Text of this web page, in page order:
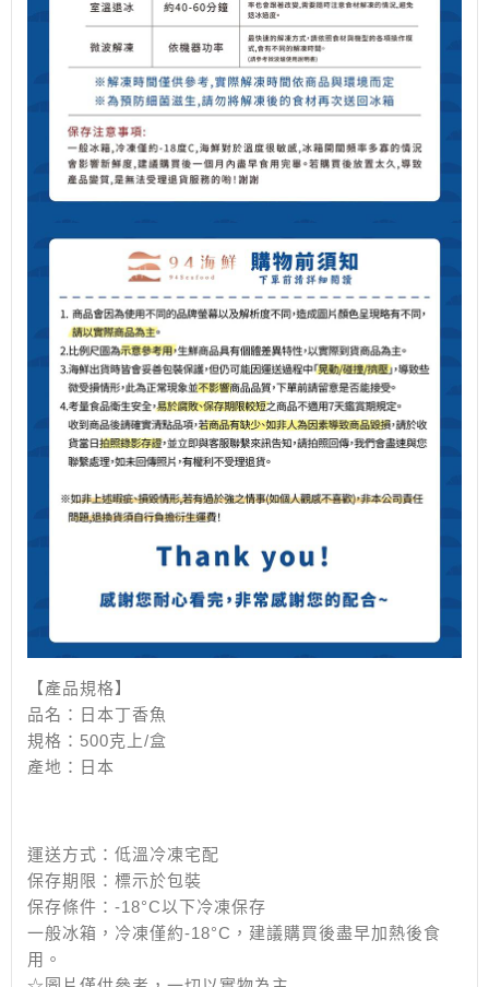
【產品規格】
品名：日本丁香魚
規格：500克上/盒
產地：日本
運送方式：低溫冷凍宅配
保存期限：標示於包裝
保存條件：-18°C以下冷凍保存
一般冰箱，冷凍僅約-18°C，建議購買後盡早加熱後食
用。